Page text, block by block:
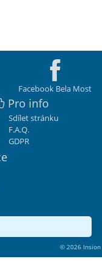
Facebook Bela Most
Pro info
Sdílet stránku
F.A.Q.
GDPR
© 2026 Insion